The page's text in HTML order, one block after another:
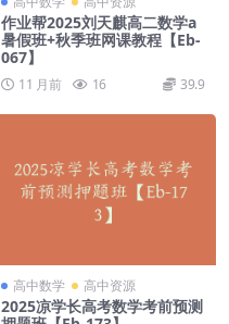
作业帮2025刘天麒高二数学a
暑假班+秋季班网课教程【Eb-
067】
11 月前 16 39.9
高中数学 高中资源
2025凉学长高考数学考前预测